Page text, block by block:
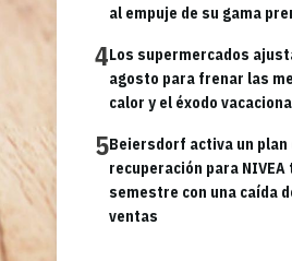
al empuje de su gama
4Los supermercados
agosto para frenar las
calor y el éxodo
5Beiersdorf activa un plan
recuperación para
semestre con una caída
ventas